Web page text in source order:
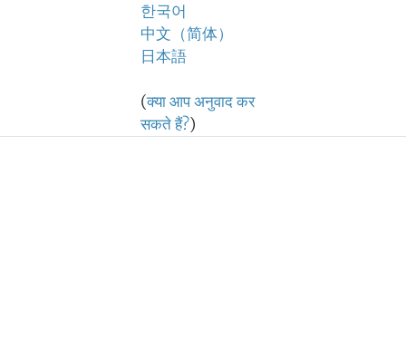
한국어
中文（简体）
日本語
(क्या आप अनुवाद कर
सकते हैं?)